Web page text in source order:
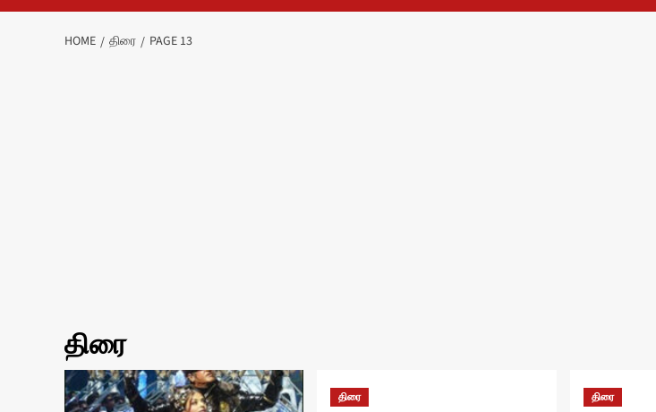
HOME திரை PAGE 13
திரை
திரை திரை